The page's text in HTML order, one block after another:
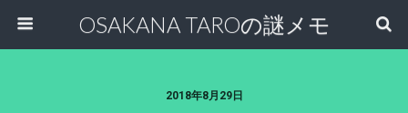
OSAKANA TAROの謎メモ
2018年8月29日